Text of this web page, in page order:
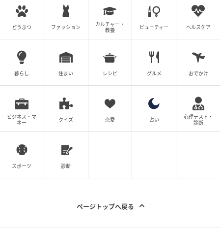
Sitakke
F-15でやってきたのはふるさとの空。
家族がその姿を地上から見守っていました。
小林さんがふるさとの空から見つめたさらなる夢も教
どうぶつ ファッション
カルチャー・
教養
ビューティー ヘルスケア
暮らし 住まい レシピ グルメ おでかけ
ビジネス・マ
ネー
クイズ 恋愛 占い
心理テスト・
診断
スポーツ 診断
ページトップへ戻る